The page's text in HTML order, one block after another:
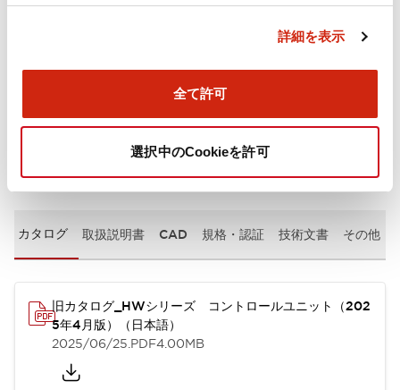
詳細を表示
全て許可
選択中のCookieを許可
ドキュメントとファイル
カタログ 取扱説明書 CAD 規格・認証 技術文書 その他
旧カタログ_HWシリーズ コントロールユニット（202
5年4月版）（日本語）
2025/06/25.PDF4.00MB